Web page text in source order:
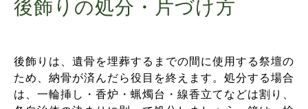
後飾りの処分・片づけ方
後飾りは、遺骨を埋葬するまでの間に使用する祭壇の
ため、納骨が済んだら役目を終えます。処分する場合
は、一輪挿し・香炉・蝋燭台・線香立てなどは割り、